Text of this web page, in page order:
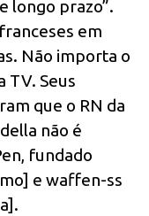
longo prazo”.
em
Não importa o
TV. Seus
que o RN da
não é
fundado
e waffen-ss